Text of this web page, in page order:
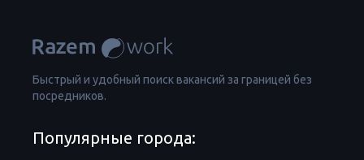
Быстрый и удобный поиск вакансий за границей без
посредников.
Популярные города: